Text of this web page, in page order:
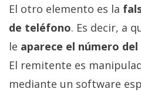
El otro elemento es la
de teléfono. Es decir, a
le aparece el número
El remitente es
mediante un software